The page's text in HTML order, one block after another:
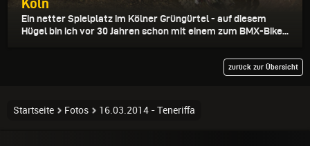
Ein netter Spielplatz im Kölner Grüngürtel - auf diesem
Hügel bin ich vor 30 Jahren schon mit einem zum BMX-Bike...
zurück zur Übersicht
Startseite Fotos 16.03.2014 - Teneriffa